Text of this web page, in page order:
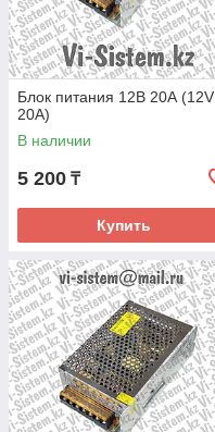
Блок питания 12В 20А (12V
20A)
В наличии
5 200 ₸
Купить